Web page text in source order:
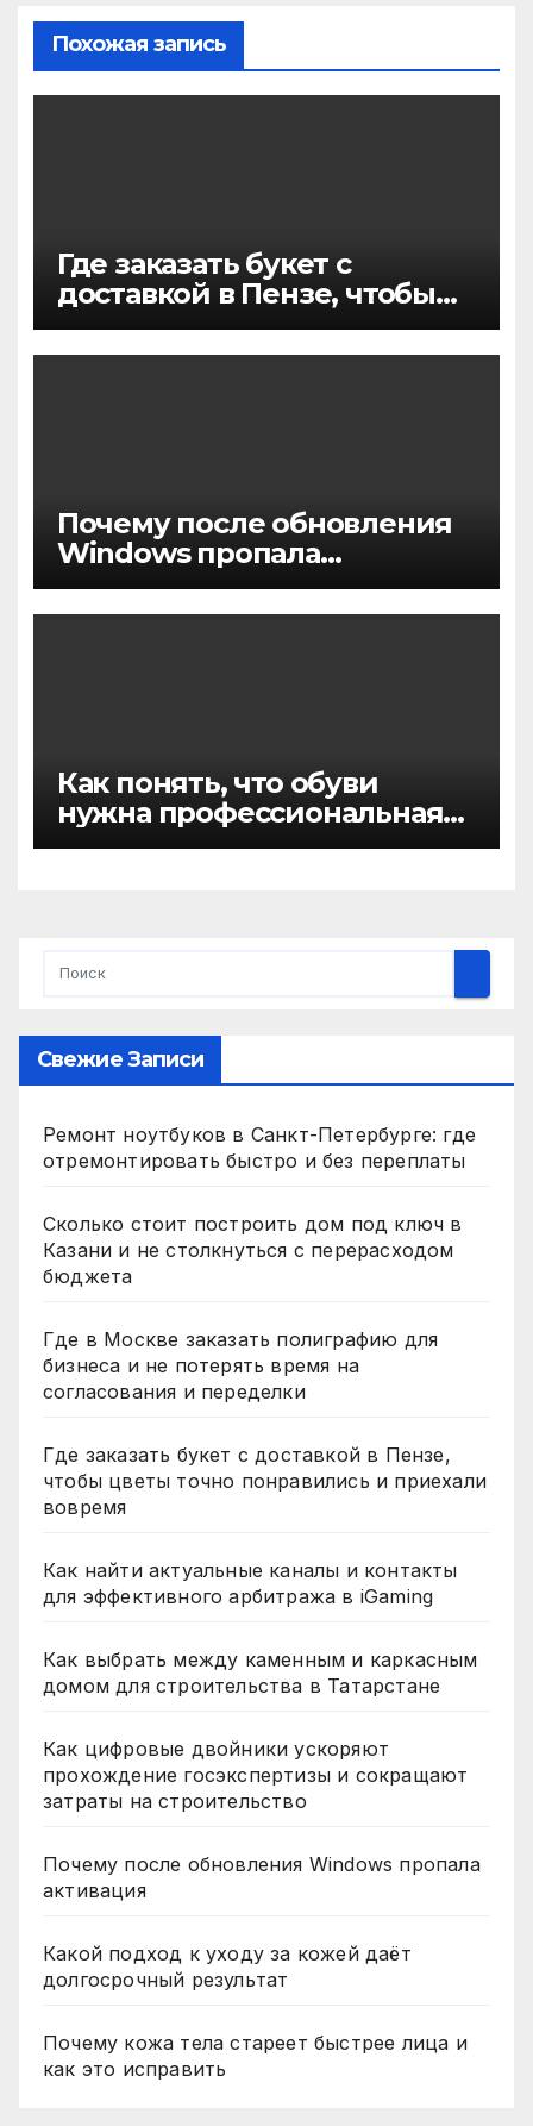
Похожая запись
Где заказать букет с
доставкой в Пензе, чтобы
цветы точно понравились и
приехали вовремя
Почему после обновления
Windows пропала
активация
Как понять, что обуви
нужна профессиональная
химчистка, а не домашняя
Свежие Записи
Ремонт ноутбуков в Санкт-Петербурге: где
отремонтировать быстро и без переплаты
Сколько стоит построить дом под ключ в
Казани и не столкнуться с перерасходом
бюджета
Где в Москве заказать полиграфию для
бизнеса и не потерять время на
согласования и переделки
Где заказать букет с доставкой в Пензе,
чтобы цветы точно понравились и приехали
вовремя
Как найти актуальные каналы и контакты
для эффективного арбитража в iGaming
Как выбрать между каменным и каркасным
домом для строительства в Татарстане
Как цифровые двойники ускоряют
прохождение госэкспертизы и сокращают
затраты на строительство
Почему после обновления Windows пропала
активация
Какой подход к уходу за кожей даёт
долгосрочный результат
Почему кожа тела стареет быстрее лица и
как это исправить